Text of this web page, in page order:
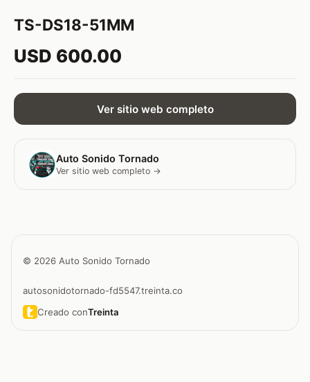
TS-DS18-51MM
USD 600.00
Ver sitio web completo
Auto Sonido Tornado
Ver sitio web completo →
© 2026 Auto Sonido Tornado
autosonidotornado-fd5547.treinta.co
Creado conTreinta